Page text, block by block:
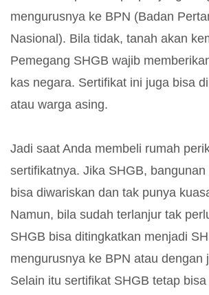
mengurusnya ke BPN (Badan
Nasional). Bila tidak, tanah akan
Pemegang SHGB wajib
kas negara. Sertifikat ini juga bisa
atau warga asing.
Jadi saat Anda membeli rumah
sertifikatnya. Jika SHGB,
bisa diwariskan dan tak punya
Namun, bila sudah terlanjur tak
SHGB bisa ditingkatkan menjadi
mengurusnya ke BPN atau dengan
Selain itu sertifikat SHGB tetap